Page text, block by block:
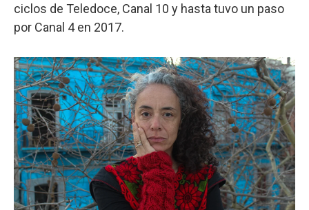
ciclos de Teledoce, Canal 10 y hasta tuvo un paso
por Canal 4 en 2017.